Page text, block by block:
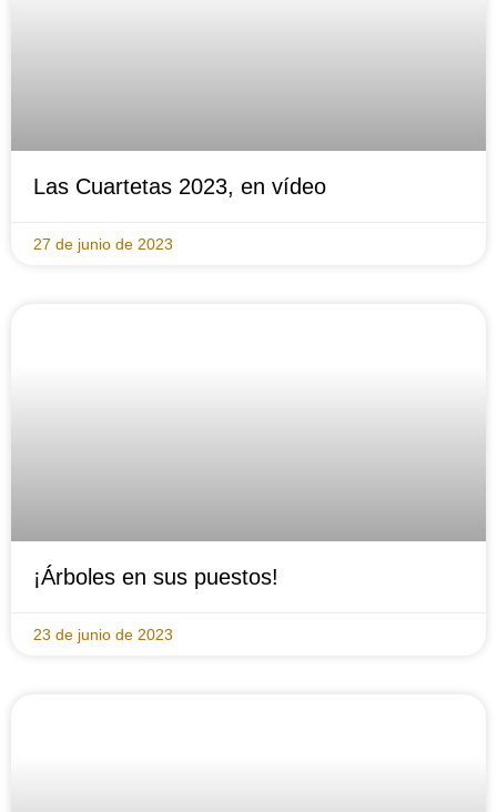
Las Cuartetas 2023, en vídeo
27 de junio de 2023
¡Árboles en sus puestos!
23 de junio de 2023